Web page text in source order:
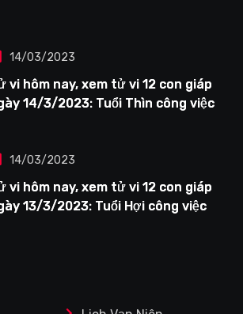
14/03/2023
vi hôm nay, xem tử vi 12 con giáp
14/3/2023: Tuổi Thìn công việc
14/03/2023
vi hôm nay, xem tử vi 12 con giáp
13/3/2023: Tuổi Hợi công việc